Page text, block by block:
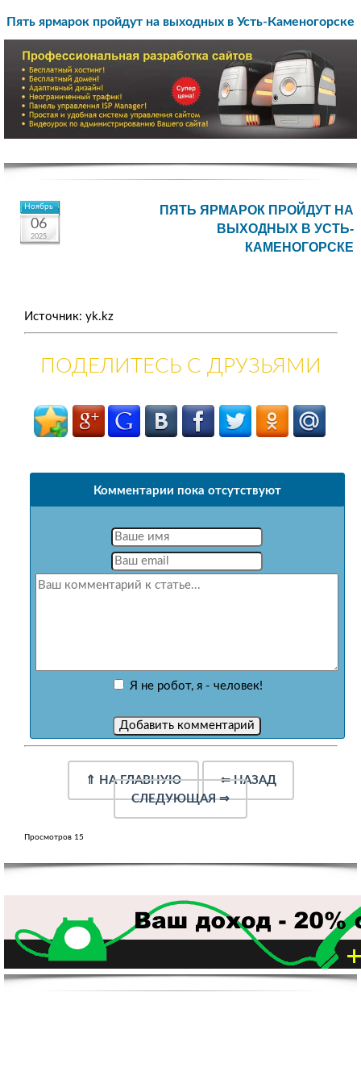
Пять ярмарок пройдут на выходных в Усть-Каменогорске
Ноябрь
06
2025
ПЯТЬ ЯРМАРОК ПРОЙДУТ НА
ВЫХОДНЫХ В УСТЬ-
КАМЕНОГОРСКЕ
Источник: yk.kz
ПОДЕЛИТЕСЬ С ДРУЗЬЯМИ
Комментарии пока отсутствуют
Я не робот, я - человек!
⇑ НА ГЛАВНУЮ ⇐НАЗАД
СЛЕДУЮЩАЯ⇒
Просмотров 15